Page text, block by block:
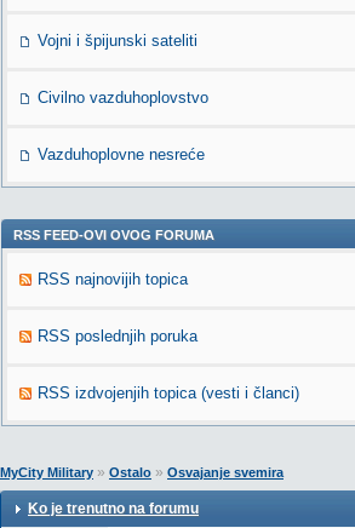
Vojni i špijunski sateliti
Civilno vazduhoplovstvo
Vazduhoplovne nesreće
RSS FEED-OVI OVOG FORUMA
RSS najnovijih topica
RSS poslednjih poruka
RSS izdvojenjih topica (vesti i članci)
MyCity Military » Ostalo » Osvajanje svemira
Ko je trenutno na forumu